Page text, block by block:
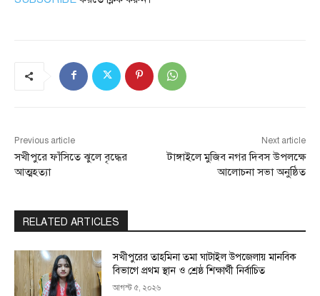
Previous article
সখীপুরে ফাঁসিতে ঝুলে বৃদ্ধের
আত্মহত্যা
Next article
টাঙ্গাইলে মুজিব নগর দিবস উপলক্ষে
আলোচনা সভা অনুষ্ঠিত
RELATED ARTICLES
সখীপুরের তাহমিনা তমা ঘাটাইল উপজেলায় মানবিক
বিভাগে প্রথম স্থান ও শ্রেষ্ঠ শিক্ষার্থী নির্বাচিত
আগস্ট ৫, ২০২৬